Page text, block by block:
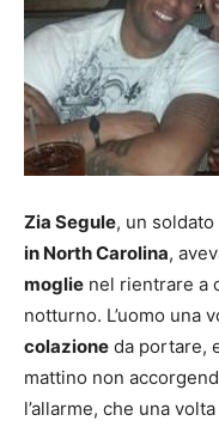
Zia Segule, un
in North Carolina,
moglie nel rientrare a
notturno. L’uomo una
colazione da portare,
mattino non
l’allarme, che una